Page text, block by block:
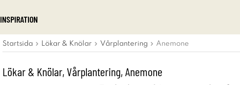
INSPIRATION
Startsida Lökar & Knölar Vårplantering Anemone
Lökar & Knölar, Vårplantering, Anemone